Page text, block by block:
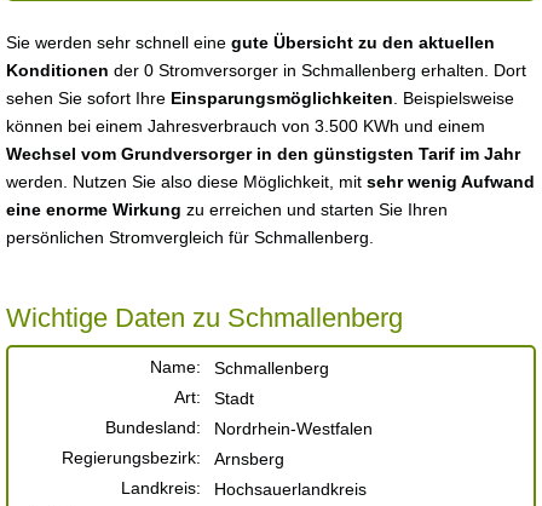
Sie werden sehr schnell eine gute Übersicht zu den aktuellen
Konditionen der 0 Stromversorger in Schmallenberg erhalten. Dort
sehen Sie sofort Ihre Einsparungsmöglichkeiten . Beispielsweise
können bei einem Jahresverbrauch von 3.500 KWh und einem
Wechsel vom Grundversorger in den günstigsten Tarif im Jahr
werden. Nutzen Sie also diese Möglichkeit, mit sehr wenig Aufwand
eine enorme Wirkung zu erreichen und starten Sie Ihren
persönlichen Stromvergleich für Schmallenberg.
Wichtige Daten zu Schmallenberg
Name:
Schmallenberg
Art:
Stadt
Bundesland:
Nordrhein-Westfalen
Regierungsbezirk:
Arnsberg
Landkreis:
Hochsauerlandkreis